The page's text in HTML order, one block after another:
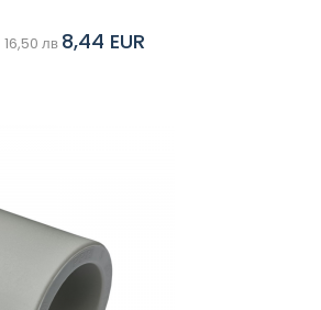
16,50 лв 8,44 EUR